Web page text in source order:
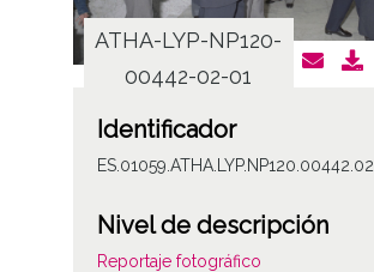
ATHA-LYP-NP120-
00442-02-01
Identificador
ES.01059.ATHA.LYP.NP120.00442.02
Nivel de descripción
Reportaje fotográfico